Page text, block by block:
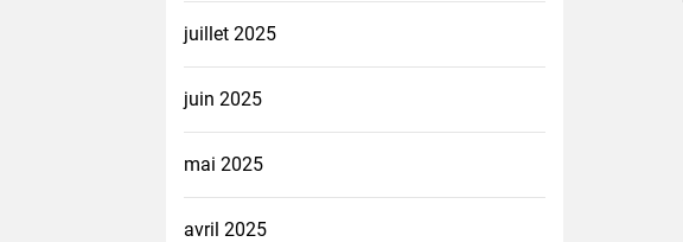
juillet 2025
juin 2025
mai 2025
avril 2025